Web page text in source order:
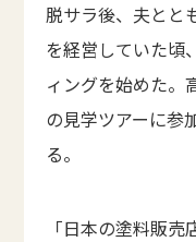
脱サラ後、夫とと
を経営していた頃
ィングを始めた。
の見学ツアーに参
る。
「日本の塗料販